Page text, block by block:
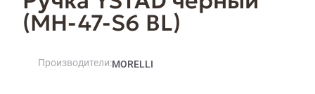
(MH-47-S6 BL)
Производители MORELLI